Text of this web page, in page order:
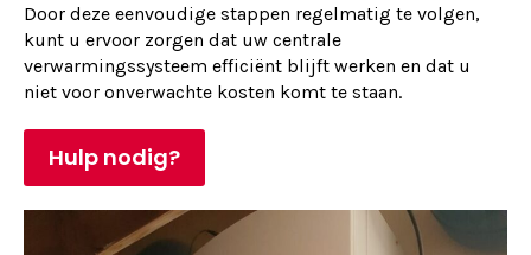
Door deze eenvoudige stappen regelmatig te volgen,
kunt u ervoor zorgen dat uw centrale
verwarmingssysteem efficiënt blijft werken en dat u
niet voor onverwachte kosten komt te staan.
Hulp nodig?